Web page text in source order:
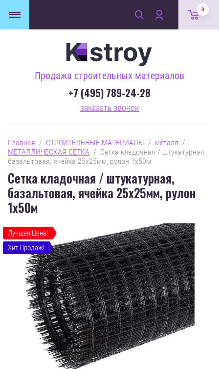
0
Продажа строительных материалов
+7 (495) 789-24-28
заказать звонок
Главная
  /
СТРОИТЕЛЬНЫЕ МАТЕРИАЛЫ
  /
металл
МЕТАЛЛИЧЕСКАЯ СЕТКА
  /  Сетка кладочная / штукатурная,
базальтовая, ячейка 25х25мм, рулон 1х50м
Сетка кладочная / штукатурная,
базальтовая, ячейка 25х25мм, рулон
1х50м
Лучшая Цена!
Хит Продаж!